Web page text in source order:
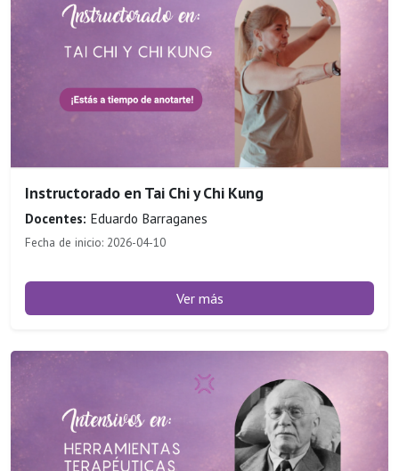
Instructorado en Tai Chi y Chi Kung
Docentes: Eduardo Barraganes
Fecha de inicio: 2026-04-10
Ver más